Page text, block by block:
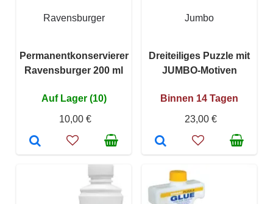
Ravensburger
Permanentkonservierer
Ravensburger 200 ml
Auf Lager (10)
10,00 €
Jumbo
Dreiteiliges Puzzle mit
JUMBO-Motiven
Binnen 14 Tagen
23,00 €